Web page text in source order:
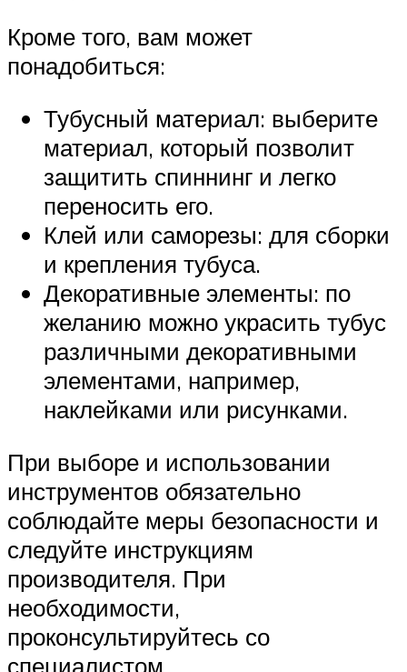
Кроме того, вам может
понадобиться:
Тубусный материал: выберите
материал, который позволит
защитить спиннинг и легко
переносить его.
Клей или саморезы: для сборки
и крепления тубуса.
Декоративные элементы: по
желанию можно украсить тубус
различными декоративными
элементами, например,
наклейками или рисунками.
При выборе и использовании
инструментов обязательно
соблюдайте меры безопасности и
следуйте инструкциям
производителя. При
необходимости,
проконсультируйтесь со
специалистом.